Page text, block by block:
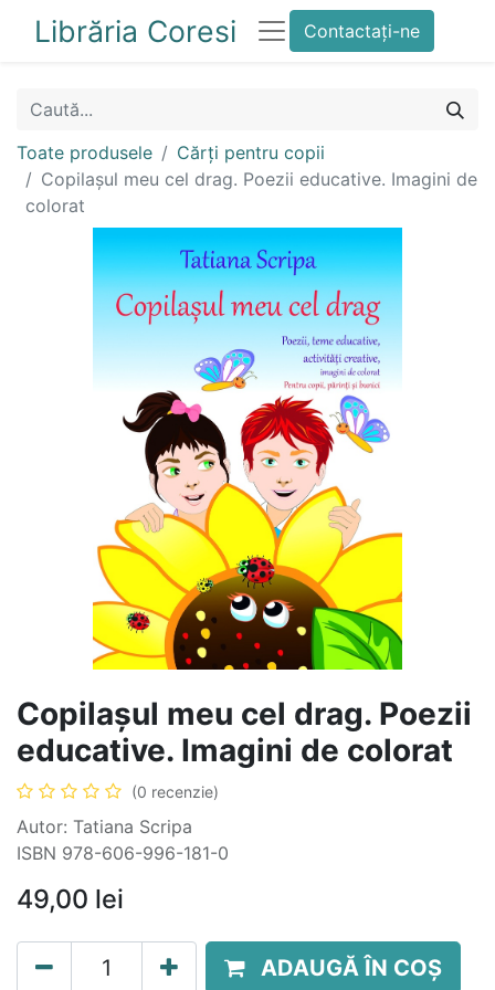
Librăria Coresi Contactați-ne
Toate produsele
Cărți pentru copii
Copilașul meu cel drag. Poezii educative. Imagini de
colorat
Copilașul meu cel drag. Poezii
educative. Imagini de colorat
(0 recenzie)
Autor: Tatiana Scripa
ISBN 978-606-996-181-0
49,00 lei
ADAUGĂ ÎN COȘ